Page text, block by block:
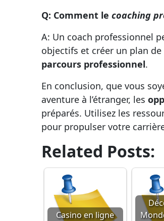
Q: Comment le coaching
A: Un coach professionnel
objectifs et créer un plan
parcours professionnel.
En conclusion, que vous
aventure à l’étranger, les
préparés. Utilisez les
pour propulser votre
Related Posts:
Casino en ligne